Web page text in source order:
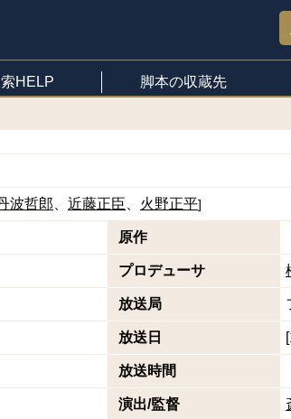
HELP 脚本の収蔵先
波哲郎 近藤正臣 火野正平]
原作
プロデューサ
放送局
放送日
放送時間
演出/監督